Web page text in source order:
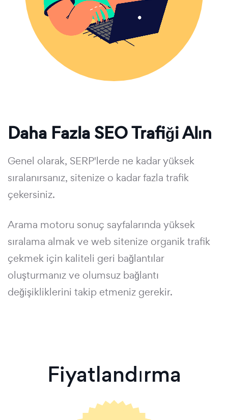
Daha Fazla SEO Trafiği Alın
Genel olarak, SERP'lerde ne kadar yüksek
sıralanırsanız, sitenize o kadar fazla trafik
çekersiniz.
Arama motoru sonuç sayfalarında yüksek
sıralama almak ve web sitenize organik trafik
çekmek için kaliteli geri bağlantılar
oluşturmanız ve olumsuz bağlantı
değişikliklerini takip etmeniz gerekir.
Fiyatlandırma